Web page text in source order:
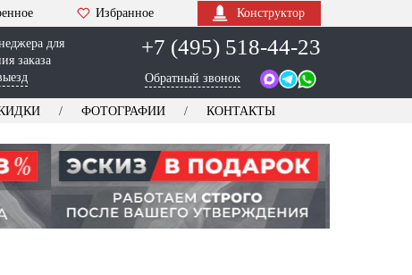
Избранное Конструктор
для
заказа
+7 (495) 518-44-23
Обратный звонок
ФОТОГРАФИИ КОНТАКТЫ